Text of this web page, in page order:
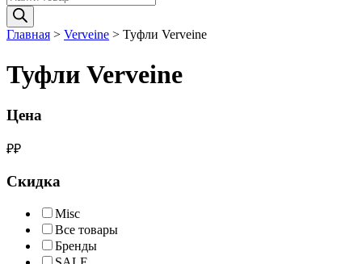
товаров
Главная > Verveine > Туфли Verveine
Туфли Verveine
Цена
₽₽
Скидка
Misc
Все товары
Бренды